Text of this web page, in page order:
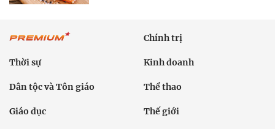
Chính trị
Thời sự Kinh doanh
Dân tộc và Tôn giáo Thể thao
Giáo dục Thế giới